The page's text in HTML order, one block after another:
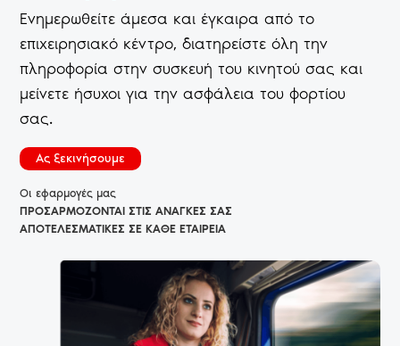
Ενημερωθείτε άμεσα και έγκαιρα από το
επιχειρησιακό κέντρο, διατηρείστε όλη την
πληροφορία στην συσκευή του κινητού σας και
μείνετε ήσυχοι για την ασφάλεια του φορτίου
σας.
Aς ξεκινήσουμε
Οι εφαρμογές μας
ΠΡΟΣΑΡΜΟΖΟΝΤΑΙ ΣΤΙΣ ΑΝΑΓΚΕΣ ΣΑΣ
ΑΠΟΤΕΛΕΣΜΑΤΙΚΕΣ ΣΕ ΚΑΘΕ ΕΤΑΙΡΕΙΑ